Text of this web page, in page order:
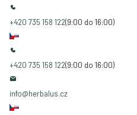
+420 735 158 122(9:00 do 16:00)
+420 735 158 122(9:00 do 16:00)
info@herbalus.cz